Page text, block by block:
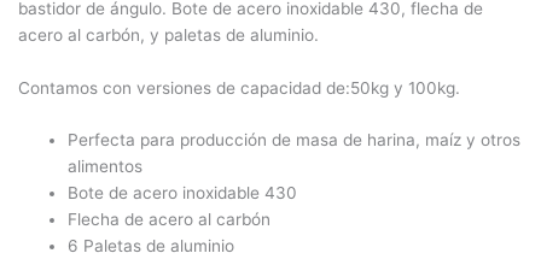
bastidor de ángulo. Bote de acero inoxidable 430, flecha de
acero al carbón, y paletas de aluminio.
Contamos con versiones de capacidad de:50kg y 100kg.
Perfecta para producción de masa de harina, maíz y otros
alimentos
Bote de acero inoxidable 430
Flecha de acero al carbón
6 Paletas de aluminio